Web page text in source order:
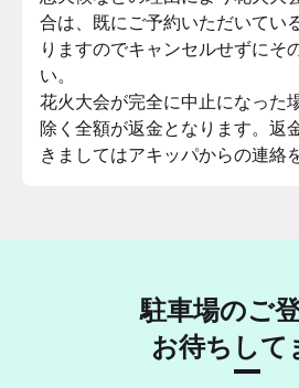
合は、既にご予約いただいてい
りますのでキャンセルせずにそ
い。
花火大会が完全に中止になった
除く全額が返金となります。返
きましてはアキッパからの連絡
駐車場のご
お待ちして